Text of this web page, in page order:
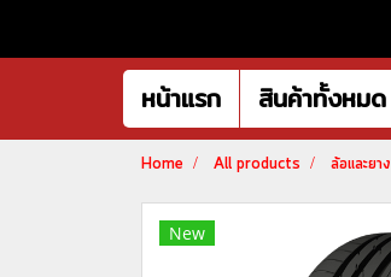
หน้าแรก สินค้าทั้งหมด
Home All products ล้อและยาง
New